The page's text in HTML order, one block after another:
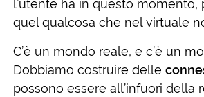
l’utente ha in questo momento,
quel qualcosa che nel virtuale
C’è un mondo reale, e c’è un
Dobbiamo costruire delle
possono essere all’infuori della